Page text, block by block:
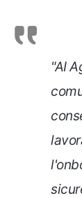
"AI